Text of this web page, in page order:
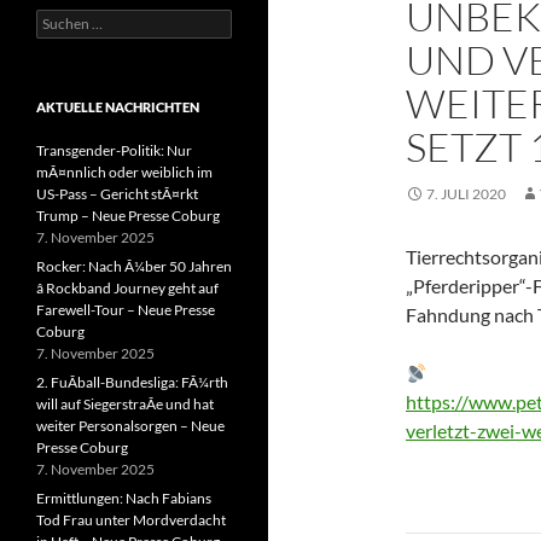
UND
SETZT
7. JULI 2020
„Pferderipper“-
Fahndung
https://
verletzt-zwei-
Suchen
nach:
AKTUELLE NACHRICHTEN
Transgender-Politik: Nur
mÃ¤nnlich oder weiblich im
US-Pass – Gericht stÃ¤rkt
Trump – Neue Presse Coburg
7. November 2025
Rocker: Nach Ã¼ber 50 Jahren
â Rockband Journey geht auf
Farewell-Tour – Neue Presse
Coburg
7. November 2025
2. FuÃball-Bundesliga: FÃ¼rth
will auf SiegerstraÃe und hat
weiter Personalsorgen – Neue
Presse Coburg
7. November 2025
Ermittlungen: Nach Fabians
Tod Frau unter Mordverdacht